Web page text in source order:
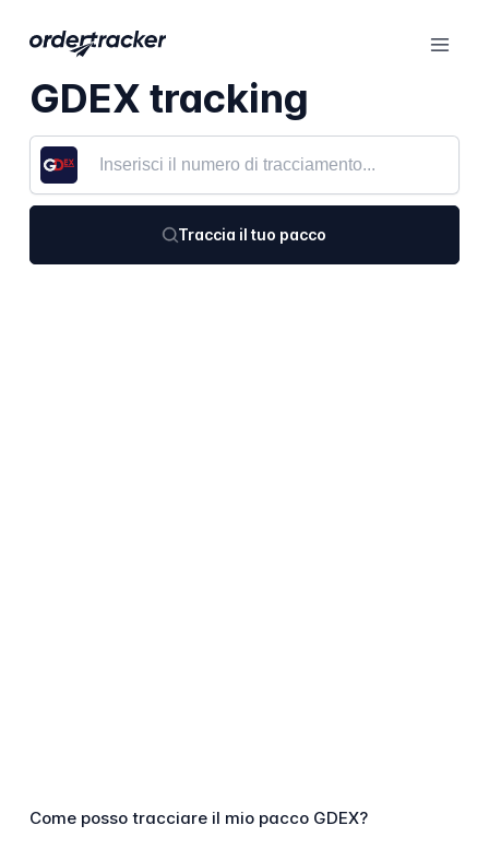
GDEX tracking
Traccia il tuo pacco
Come posso tracciare il mio pacco GDEX?